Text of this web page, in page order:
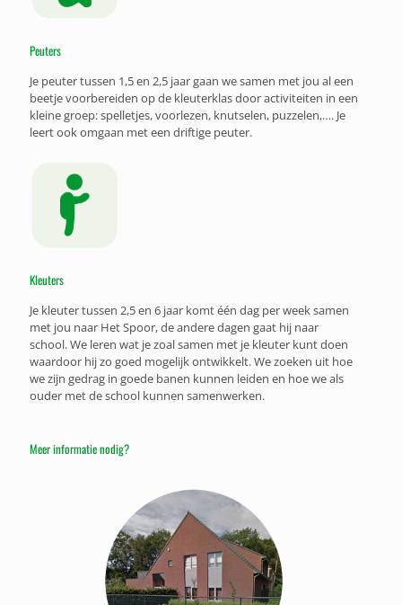
Peuters
Je peuter tussen 1,5 en 2,5 jaar gaan we samen met jou al een
beetje voorbereiden op de kleuterklas door activiteiten in een
kleine groep: spelletjes, voorlezen, knutselen, puzzelen,…. Je
leert ook omgaan met een driftige peuter.
Kleuters
Je kleuter tussen 2,5 en 6 jaar komt één dag per week samen
met jou naar Het Spoor, de andere dagen gaat hij naar
school. We leren wat je zoal samen met je kleuter kunt doen
waardoor hij zo goed mogelijk ontwikkelt. We zoeken uit hoe
we zijn gedrag in goede banen kunnen leiden en hoe we als
ouder met de school kunnen samenwerken.
Meer informatie nodig?